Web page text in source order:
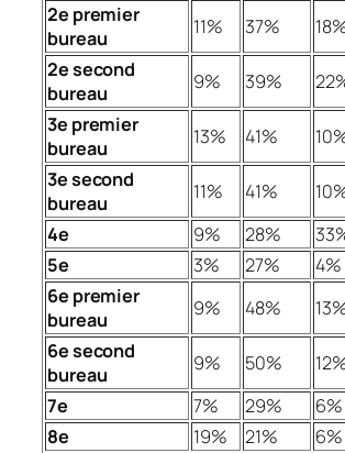
2e premier
bureau
11% 37%
2e second
bureau
9% 39%
3e premier
bureau
13% 41%
3e second
bureau
11% 41%
4e
9% 28%
5e
3% 27% 4%
6e premier
bureau
9% 48%
6e second
bureau
9% 50%
7e
7% 29% 6%
8e
19% 21% 6%